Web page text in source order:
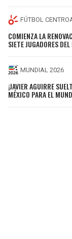
FÚTBOL
COMIENZA LA
SIETE JUGADORES
MUNDIAL 2026
¡JAVIER AGUIRRE
MÉXICO PARA EL